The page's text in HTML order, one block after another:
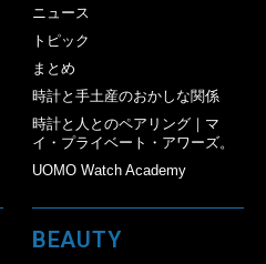
ニュース
トピック
まとめ
時計と手土産のおかしな関係
時計と人とのペアリング｜マ
イ・プライベート・アワーズ。
UOMO Watch Academy
BEAUTY